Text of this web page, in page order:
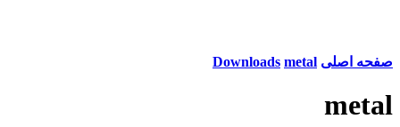
صفحه اصلی Downloads metal
metal